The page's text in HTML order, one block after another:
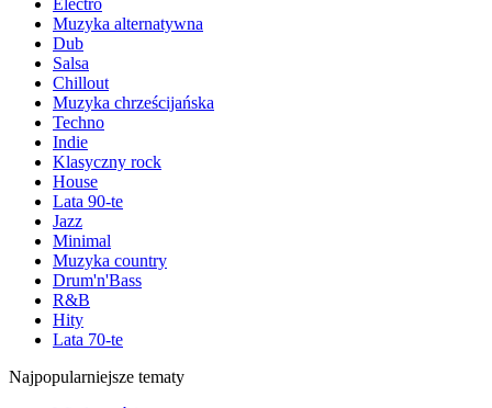
Electro
Muzyka alternatywna
Dub
Salsa
Chillout
Muzyka chrześcijańska
Techno
Indie
Klasyczny rock
House
Lata 90-te
Jazz
Minimal
Muzyka country
Drum'n'Bass
R&B
Hity
Lata 70-te
Najpopularniejsze tematy